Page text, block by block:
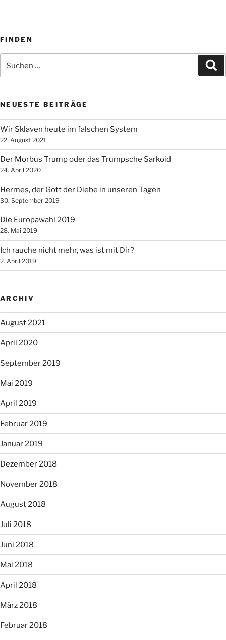
FINDEN
nach:
NEUESTE BEITRÄGE
Wir Sklaven heute im falschen System
22. August 2021
Der Morbus Trump oder das Trumpsche Sarkoid
24. April 2020
Hermes, der Gott der Diebe in unseren Tagen
30. September 2019
Die Europawahl 2019
28. Mai 2019
Ich rauche nicht mehr, was ist mit Dir?
2. April 2019
ARCHIV
August 2021
April 2020
September 2019
Mai 2019
April 2019
Februar 2019
Januar 2019
Dezember 2018
November 2018
August 2018
Juli 2018
Juni 2018
Mai 2018
April 2018
März 2018
Februar 2018